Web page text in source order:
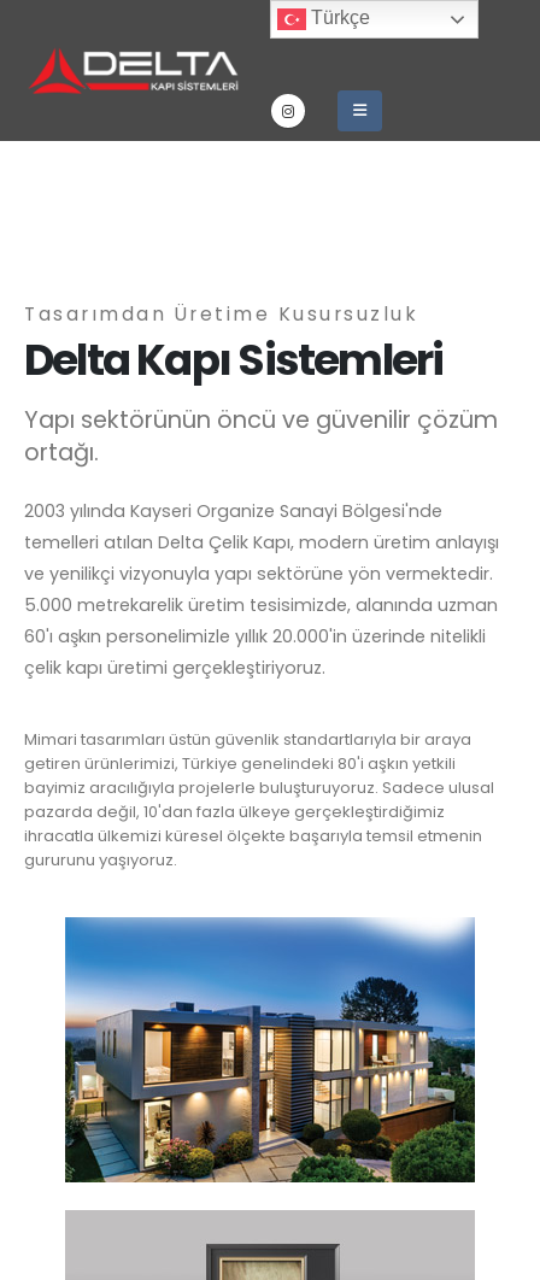
Türkçe
Tasarımdan Üretime Kusursuzluk
Delta Kapı Sistemleri
Yapı sektörünün öncü ve güvenilir çözüm
ortağı.
2003 yılında Kayseri Organize Sanayi Bölgesi'nde
temelleri atılan Delta Çelik Kapı, modern üretim anlayışı
ve yenilikçi vizyonuyla yapı sektörüne yön vermektedir.
5.000 metrekarelik üretim tesisimizde, alanında uzman
60'ı aşkın personelimizle yıllık 20.000'in üzerinde nitelikli
çelik kapı üretimi gerçekleştiriyoruz.
Mimari tasarımları üstün güvenlik standartlarıyla bir araya
getiren ürünlerimizi, Türkiye genelindeki 80'i aşkın yetkili
bayimiz aracılığıyla projelerle buluşturuyoruz. Sadece ulusal
pazarda değil, 10'dan fazla ülkeye gerçekleştirdiğimiz
ihracatla ülkemizi küresel ölçekte başarıyla temsil etmenin
gururunu yaşıyoruz.